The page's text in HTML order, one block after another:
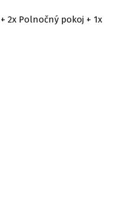
2x Polnočný pokoj + 1x